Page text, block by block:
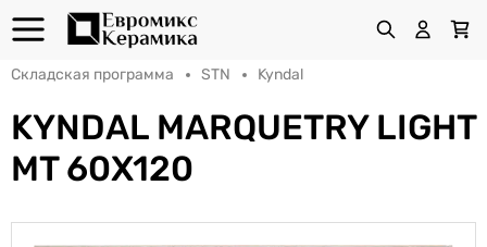
Складская программа STN Kyndal
KYNDAL MARQUETRY LIGHT
MT 60X120